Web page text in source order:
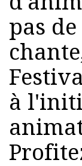
pas
à